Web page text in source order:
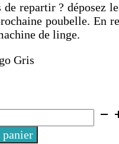
repartir ? déposez
poubelle. En
de linge.
Gris
panier